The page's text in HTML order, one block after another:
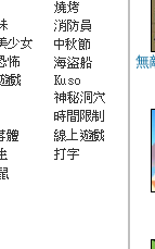
無